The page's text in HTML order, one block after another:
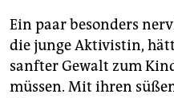
Ein paar besonders
die junge Aktivistin,
sanfter Gewalt zum
müssen. Mit ihren